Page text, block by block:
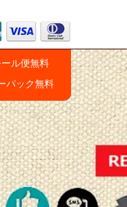
ル便無料
パック無料